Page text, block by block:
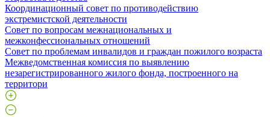
Координационный совет по противодействию
экстремистской деятельности
Совет по вопросам межнациональных и
межконфессиональных отношений
Совет по проблемам инвалидов и граждан пожилого возраста
Межведомственная комиссия по выявлению
незарегистрированного жилого фонда, построенного на
территори